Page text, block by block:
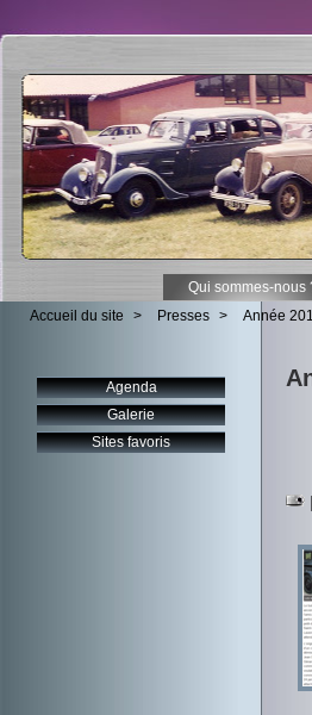
Qui sommes-nous
Accueil du site
> Presses > Année
Agenda
Galerie
Sites favoris